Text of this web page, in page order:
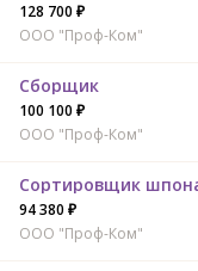
128 700 ₽
ООО "Проф-Ком"
Сборщик
100 100 ₽
ООО "Проф-Ком"
Сортировщик
94 380 ₽
ООО "Проф-Ком"